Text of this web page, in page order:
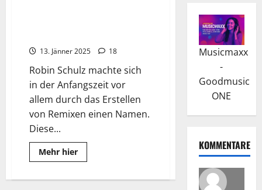
13. Jänner 2025 18
Robin Schulz machte sich
in der Anfangszeit vor
allem durch das Erstellen
von Remixen einen Namen.
Diese...
Mehr hierRead
more
Schulz:
Musicmaxx
-
Goodmusic
ONE
KOMMENTARE